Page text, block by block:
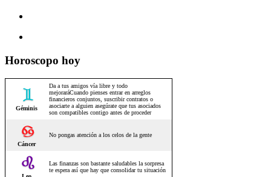
Horoscopo hoy